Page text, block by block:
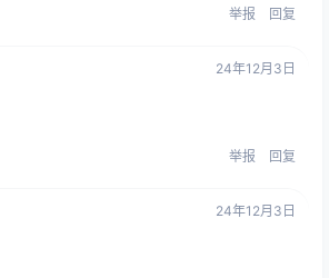
举报 回复
24年12月3日
举报 回复
24年12月3日